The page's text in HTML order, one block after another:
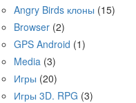
Angry Birds клоны (15)
Browser (2)
GPS Android (1)
Media (3)
Игры (20)
Игры 3D. RPG (3)